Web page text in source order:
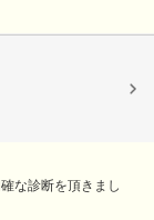
な診断を頂きまし